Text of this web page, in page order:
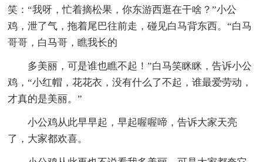
笑：“我呀，忙着摘松果，你东游西逛在干啥？”小公
鸡，泄了气，拖着尾巴往前走，碰见白马背东西。“白马
哥哥，白马哥，瞧我长的
多美丽，可是谁也瞧不起！”白马笑眯眯，告诉小公
鸡，“小红帽，花花衣，没有什么了不起，谁最爱劳动，
才真的是美丽。”
小公鸡从此早早起，早起喔喔啼，告诉大家天亮
了，大家都欢喜。